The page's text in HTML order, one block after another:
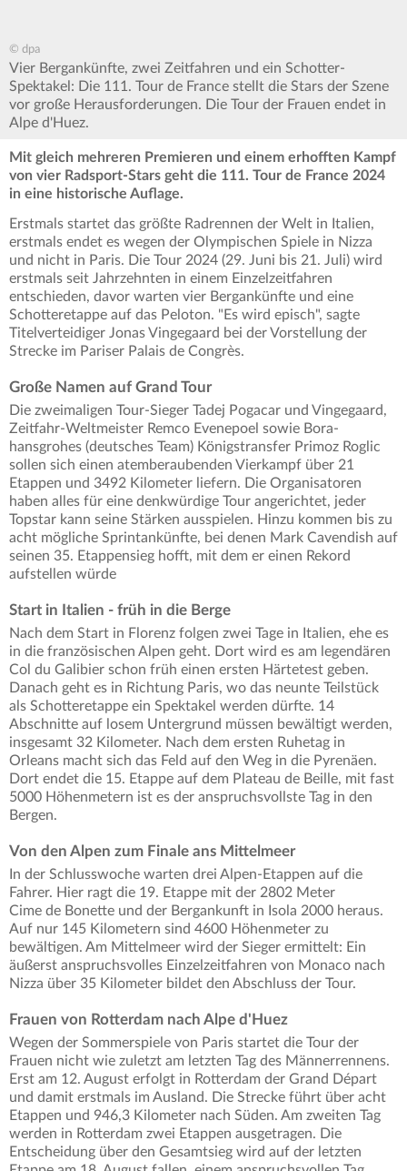
© dpa
Vier Bergankünfte, zwei Zeitfahren und ein Schotter-
Spektakel: Die 111. Tour de France stellt die Stars der Szene
vor große Herausforderungen. Die Tour der Frauen endet in
Alpe d'Huez.
Mit gleich mehreren Premieren und einem erhofften Kampf
von vier Radsport-Stars geht die 111. Tour de France 2024
in eine historische Auflage.
Erstmals startet das größte Radrennen der Welt in Italien,
erstmals endet es wegen der Olympischen Spiele in Nizza
und nicht in Paris. Die Tour 2024 (29. Juni bis 21. Juli) wird
erstmals seit Jahrzehnten in einem Einzelzeitfahren
entschieden, davor warten vier Bergankünfte und eine
Schotteretappe auf das Peloton. "Es wird episch", sagte
Titelverteidiger Jonas Vingegaard bei der Vorstellung der
Strecke im Pariser Palais de Congrès.
Große Namen auf Grand Tour
Die zweimaligen Tour-Sieger Tadej Pogacar und Vingegaard,
Zeitfahr-Weltmeister Remco Evenepoel sowie Bora-
hansgrohes (deutsches Team) Königstransfer Primoz Roglic
sollen sich einen atemberaubenden Vierkampf über 21
Etappen und 3492 Kilometer liefern. Die Organisatoren
haben alles für eine denkwürdige Tour angerichtet, jeder
Topstar kann seine Stärken ausspielen. Hinzu kommen bis zu
acht mögliche Sprintankünfte, bei denen Mark Cavendish auf
seinen 35. Etappensieg hofft, mit dem er einen Rekord
aufstellen würde
Start in Italien - früh in die Berge
Nach dem Start in Florenz folgen zwei Tage in Italien, ehe es
in die französischen Alpen geht. Dort wird es am legendären
Col du Galibier schon früh einen ersten Härtetest geben.
Danach geht es in Richtung Paris, wo das neunte Teilstück
als Schotteretappe ein Spektakel werden dürfte. 14
Abschnitte auf losem Untergrund müssen bewältigt werden,
insgesamt 32 Kilometer. Nach dem ersten Ruhetag in
Orleans macht sich das Feld auf den Weg in die Pyrenäen.
Dort endet die 15. Etappe auf dem Plateau de Beille, mit fast
5000 Höhenmetern ist es der anspruchsvollste Tag in den
Bergen.
Von den Alpen zum Finale ans Mittelmeer
In der Schlusswoche warten drei Alpen-Etappen auf die
Fahrer. Hier ragt die 19. Etappe mit der 2802 Meter
Cime de Bonette und der Bergankunft in Isola 2000 heraus.
Auf nur 145 Kilometern sind 4600 Höhenmeter zu
bewältigen. Am Mittelmeer wird der Sieger ermittelt: Ein
äußerst anspruchsvolles Einzelzeitfahren von Monaco nach
Nizza über 35 Kilometer bildet den Abschluss der Tour.
Frauen von Rotterdam nach Alpe d'Huez
Wegen der Sommerspiele von Paris startet die Tour der
Frauen nicht wie zuletzt am letzten Tag des Männerrennens.
Erst am 12. August erfolgt in Rotterdam der Grand Départ
und damit erstmals im Ausland. Die Strecke führt über acht
Etappen und 946,3 Kilometer nach Süden. Am zweiten Tag
werden in Rotterdam zwei Etappen ausgetragen. Die
Entscheidung über den Gesamtsieg wird auf der letzten